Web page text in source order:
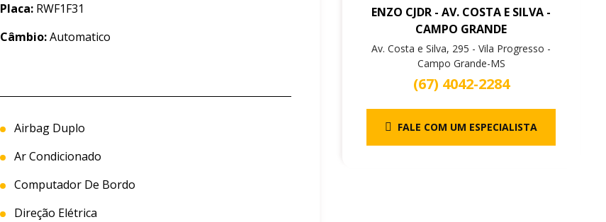
Placa:RWF1F31
Câmbio:Automatico
Airbag Duplo
Ar Condicionado
Computador De Bordo
Direção Elétrica
ENZO CJDR - AV. COSTA E SILVA -
CAMPO GRANDE
Av. Costa e Silva, 295 - Vila Progresso -
Campo Grande-MS
(67) 4042-2284
FALE COM UM ESPECIALISTA